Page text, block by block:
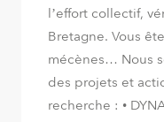
l’effort collectif,
Bretagne. Vous
mécènes… Nous
des projets et
recherche : •